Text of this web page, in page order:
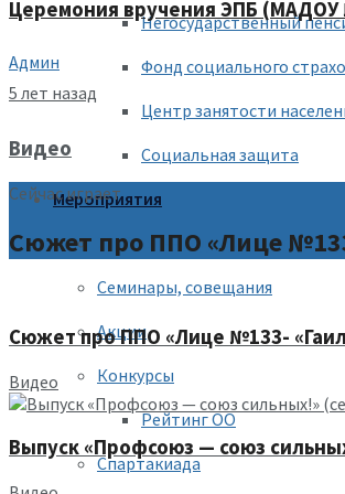
Негосударственный
Фонд социального
Центр занятости
Социальная защита
Мероприятия
2026 год — Год единства
Семинары, совещания
Акции
Конкурсы
Рейтинг ОО
Спартакиада
Церемония вручения ЭПБ
Админ
5 лет назад
Видео
Сейчас играет
Сюжет про ППО «Лице
Сюжет про ППО «Лице №133-
Видео
Выпуск «Профсоюз — союз